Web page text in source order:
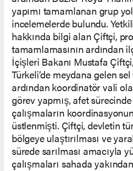
yapımı tamamlanan grup
incelemelerde bulundu.
hakkında bilgi alan Çiftçi,
tamamlamasının ardından
İçişleri Bakanı Mustafa
Türkeli’de meydana gelen
ardından koordinatör vali
görev yapmış, afet
çalışmaların
üstlenmişti. Çiftçi, devletin
bölgeye ulaştırılması ve
sürede sarılması amacıyla
çalışmaları sahada